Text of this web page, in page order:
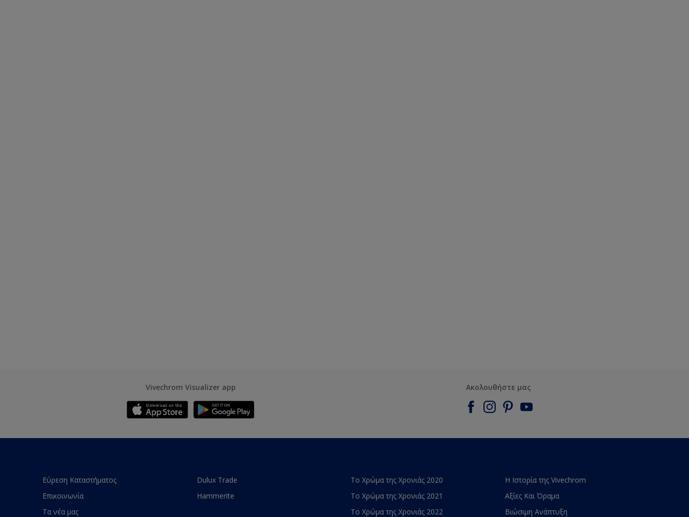
Vivechrom Visualizer app Ακολουθήστε μας
Εύρεση Καταστήματος
Επικοινωνία
Τα νέα μας
Dulux Trade
Hammerite
Το Χρώμα της Χρονιάς 2020
Το Χρώμα της Χρονιάς 2021
Το Χρώμα της Χρονιάς 2022
Η Ιστορία της Vivechrom
Αξίες Και Όραμα
Βιώσιμη Ανάπτυξη